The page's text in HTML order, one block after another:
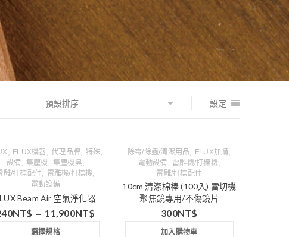
設定
預設排序
FLUX機器 ,代理品牌 特殊
設備 集塵機 集塵機具,
雕/打標配件 雷雕機/打標機
電動設備
Beam Air 空氣淨化器
NT$ – 11,900NT$
選擇規格
除霉/除蟲/清潔用品 FLUX加購
電動設備 雷雕機/打標機
雷雕/打標配件
10cm 清潔棉棒 (100入) 雷切機
聚焦鏡專用/不傷鏡片
300NT$
加入購物車